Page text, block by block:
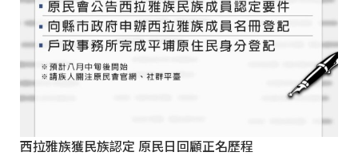
西拉雅族獲民族認定 原民日回顧正名歷程